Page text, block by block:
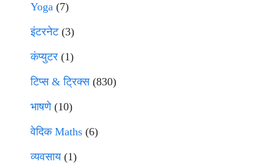
Yoga (7)
इंटरनेट(3)
कंप्युटर (1)
टिप्स & ट्रिक्स(830)
भाषणे(10)
वेदिक Maths (6)
व्यवसाय(1)